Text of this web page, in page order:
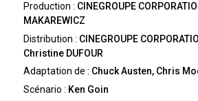
Production : CINEGROUPE
MAKAREWICZ
Distribution : CINEGROUPE
Christine DUFOUR
Adaptation de : Chuck Austen, Chris
Scénario : Ken Goin